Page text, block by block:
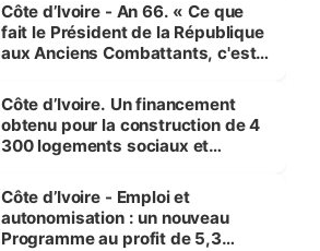
Côte d’Ivoire - An 66. « Ce que
fait le Président de la République
aux Anciens Combattants, c'est
Côte d’Ivoire. Un financement
obtenu pour la construction de 4
300 logements sociaux et
et Yamoussoukro
Côte d’Ivoire - Emploi et
autonomisation : un nouveau
Programme au profit de 5,3